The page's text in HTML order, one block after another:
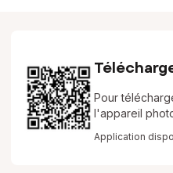
Pour
l'appareil
Application